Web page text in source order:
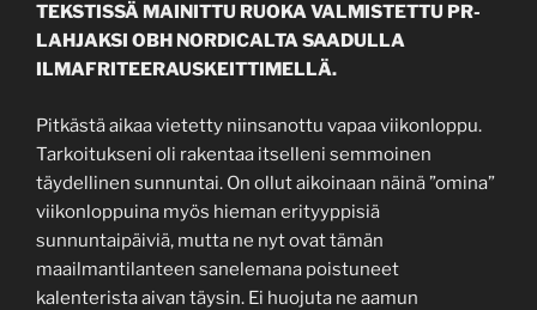
TEKSTISSÄ MAINITTU RUOKA VALMISTETTU PR-
LAHJAKSI OBH NORDICALTA SAADULLA
ILMAFRITEERAUSKEITTIMELLÄ.
Pitkästä aikaa vietetty niinsanottu vapaa viikonloppu.
Tarkoitukseni oli rakentaa itselleni semmoinen
täydellinen sunnuntai. On ollut aikoinaan näinä ”omina”
viikonloppuina myös hieman erityyppisiä
sunnuntaipäiviä, mutta ne nyt ovat tämän
maailmantilanteen sanelemana poistuneet
kalenterista aivan täysin. Ei huojuta ne aamun